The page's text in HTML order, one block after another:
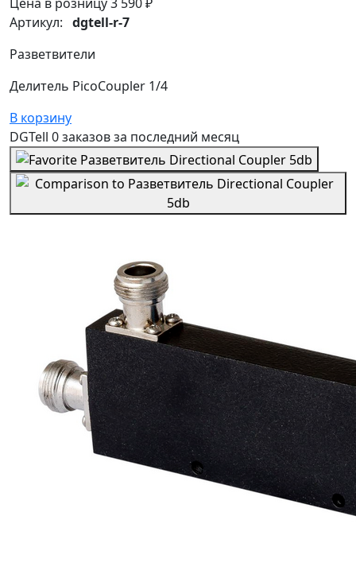
Цена в розницу3 590 ₽
Артикул: dgtell-r-7
Разветвители
Делитель PicoCoupler 1/4
В корзину
DGTell 0 заказовза последний месяц